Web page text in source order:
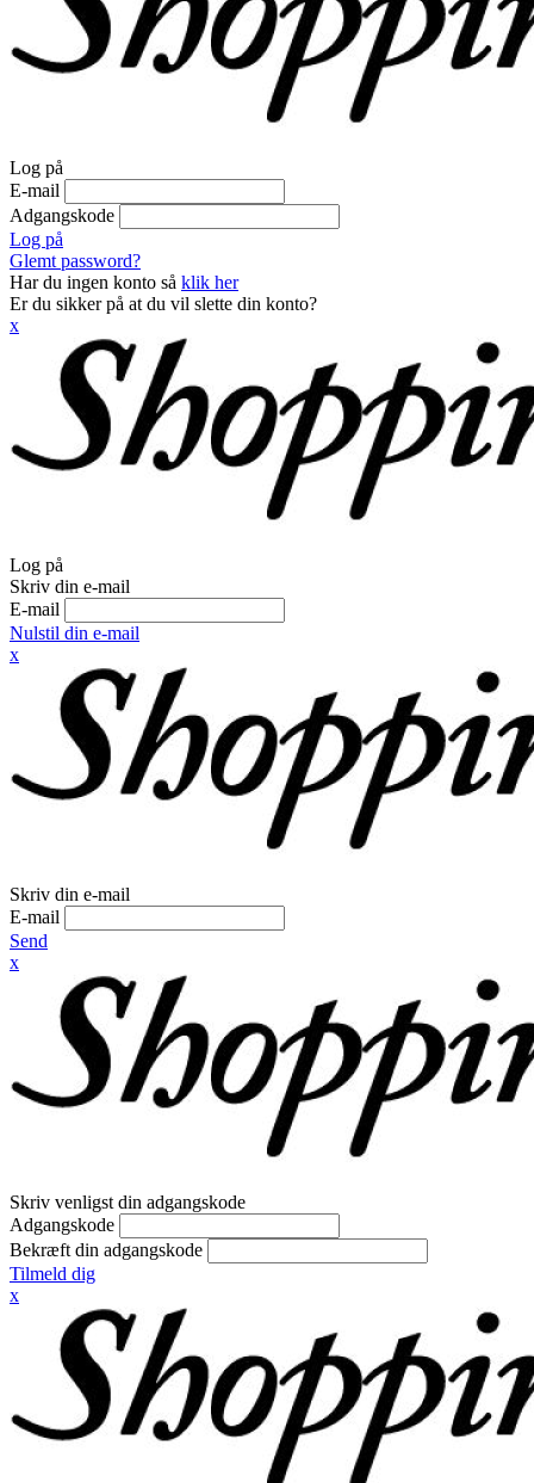
Log på
E-mail
Adgangskode
Log på
Glemt password?
Har du ingen konto så klik her
Er du sikker på at du vil slette din konto?
x
Log på
Skriv din e-mail
E-mail
Nulstil din e-mail
x
Skriv din e-mail
E-mail
Send
x
Skriv venligst din adgangskode
Adgangskode
Bekræft din adgangskode
Tilmeld dig
x